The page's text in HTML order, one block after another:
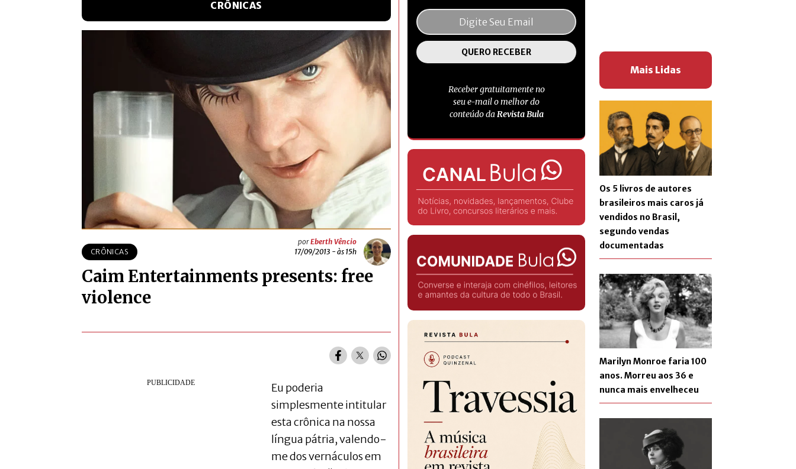
CRÔNICAS
CRÔNICAS
porEberth Vêncio
17/09/2013 - às 15h
Caim Entertainments presents: free
violence
Eu poderia
simplesmente intitular
esta crônica na nossa
língua pátria, valendo-
me dos vernáculos em
Receber gratuitamente no
seu e-mail o melhor do
conteúdo daRevista Bula
Mais Lidas
Os 5 livros de autores
brasileiros mais caros já
vendidos no Brasil,
segundo vendas
documentadas
Marilyn Monroe faria 100
anos. Morreu aos 36 e
nunca mais envelheceu